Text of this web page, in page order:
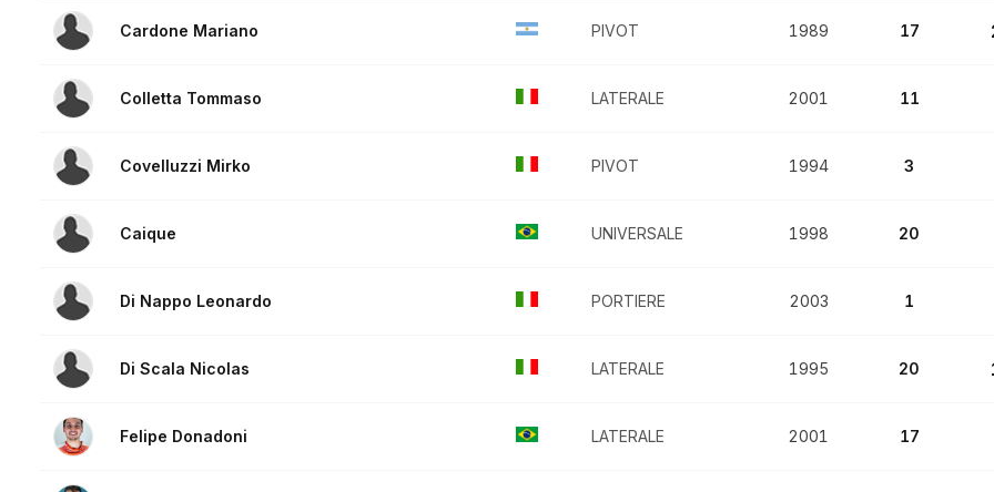
Cardone Mariano PIVOT 1989 17
Colletta Tommaso LATERALE 2001 11
Covelluzzi Mirko PIVOT 1994 3
Caique UNIVERSALE 1998 20
Di Nappo Leonardo PORTIERE 2003 1
Di Scala Nicolas LATERALE 1995 20
Felipe Donadoni LATERALE 2001 17